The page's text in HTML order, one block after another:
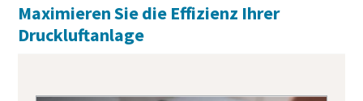
Maximieren Sie die Effizienz Ihrer
Druckluftanlage